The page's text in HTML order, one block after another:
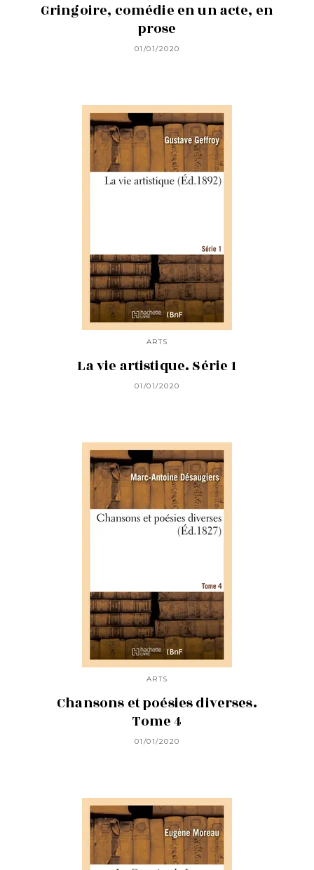
Gringoire, comédie en un acte, en
prose
01/01/2020
ARTS
La vie artistique. Série 1
01/01/2020
ARTS
Chansons et poésies diverses.
Tome 4
01/01/2020